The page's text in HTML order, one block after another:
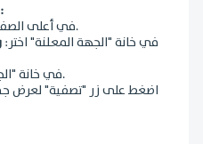
استخدام خيارات البحث المتقدمة:
في أعلى الصفحة، يوجد شريط لتصفية الفرص.
في خانة "الجهة المعلنة" اختر:
في خانة.
اضغط على زر "تصفية" لعرض